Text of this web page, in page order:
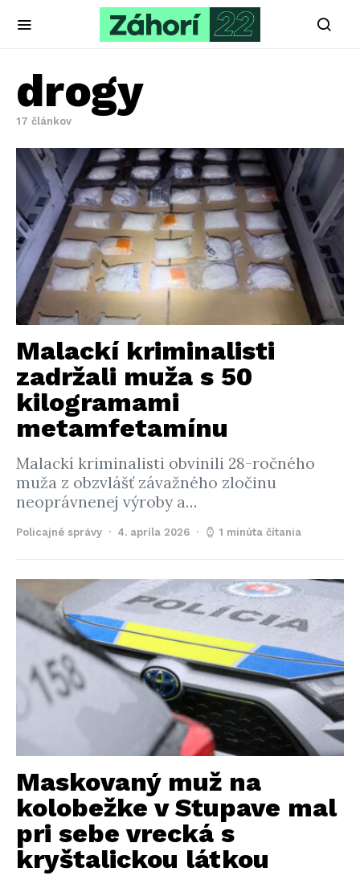
drogy
17 článkov
Malackí kriminalisti
zadržali muža s 50
kilogramami
metamfetamínu
Malackí kriminalisti obvinili 28-ročného
muža z obzvlášť závažného zločinu
neoprávnenej výroby a…
Policajné správy 4. apríla 2026 1 minúta čítania
Maskovaný muž na
kolobežke v Stupave mal
pri sebe vrecká s
kryštalickou látkou